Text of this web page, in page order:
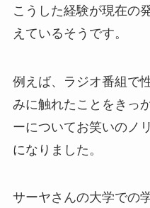
こうした経験が現在の
えているそうです。
例えば、ラジオ番組で
みに触れたことをきっ
ーについてお笑いのノ
になりました。
サーヤさんの大学での